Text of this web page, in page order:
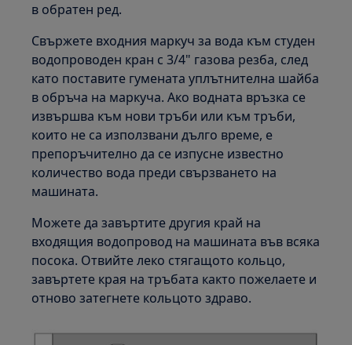
в обратен ред.
Свържете входния маркуч за вода към студен
водопроводен кран с 3/4" газова резба, след
като поставите гумената уплътнителна шайба
в обръча на маркуча. Ако водната връзка се
извършва към нови тръби или към тръби,
които не са използвани дълго време, е
препоръчително да се изпусне известно
количество вода преди свързването на
машината.
Можете да завъртите другия край на
входящия водопровод на машината във всяка
посока. Отвийте леко стягащото кольцо,
завъртете края на тръбата както пожелаете и
отново затегнете кольцото здраво.